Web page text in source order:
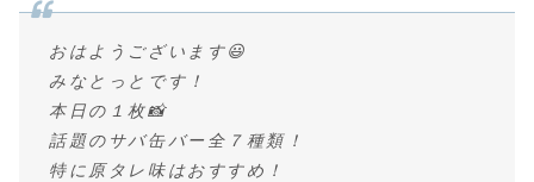
おはようございます😃
みなとっとです！
本日の１枚📸
話題のサバ缶バー全７種類！
特に原タレ味はおすすめ！